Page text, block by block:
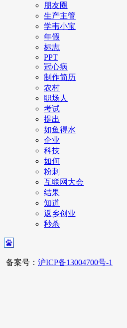
朋友圈
生产主管
学韦小宝
年假
标志
PPT
冠心病
制作简历
农村
职场人
考试
提出
如鱼得水
企业
科技
如何
粉刺
互联网大会
结果
知道
返乡创业
秒杀
备案号： 沪ICP备13004700号-1